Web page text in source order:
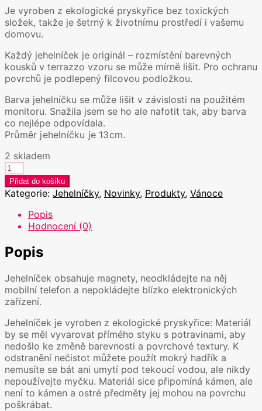
Je vyroben z ekologické pryskyřice bez toxických
složek, takže je šetrný k životnímu prostředí i vašemu
domovu.
Každý jehelníček je originál – rozmístění barevných
kousků v terrazzo vzoru se může mírně lišit. Pro ochranu
povrchů je podlepený filcovou podložkou.
Barva jehelníčku se může lišit v závislosti na použitém
monitoru. Snažila jsem se ho ale nafotit tak, aby barva
co nejlépe odpovídala.
Průměr jehelníčku je 13cm.
2 skladem
Magnetický
jehelníček
-
černý
množství
Přidat do košíku
Kategorie: Jehelníčky, Novinky, Produkty, Vánoce
Popis
Hodnocení (0)
Popis
Jehelníček obsahuje magnety, neodkládejte na něj
mobilní telefon a nepokládejte blízko elektronických
zařízení.
Jehelníček je vyroben z ekologické pryskyřice: Materiál
by se měl vyvarovat přímého styku s potravinami, aby
nedošlo ke změně barevnosti a povrchové textury. K
odstranění nečistot můžete použít mokrý hadřík a
nemusíte se bát ani umytí pod tekoucí vodou, ale nikdy
nepoužívejte myčku. Materiál sice připomíná kámen, ale
není to kámen a ostré předměty jej mohou na povrchu
poškrábat.